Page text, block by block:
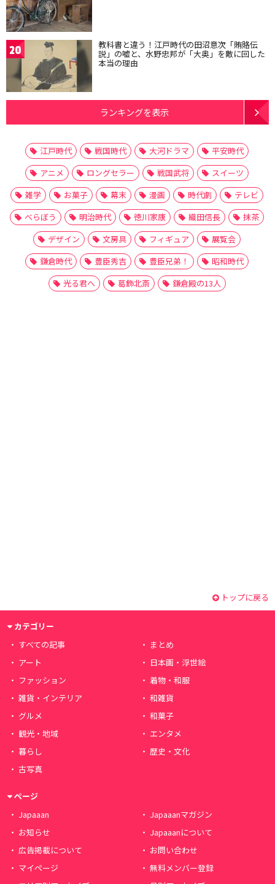
20 教科書と違う！江戸時代の田沼意次「賄賂伝
説」の嘘と、水野忠邦が「大奥」を敵に回した
本当の理由
ランキングを表示
江戸時代 戦国時代 大河ドラマ
平安時代
アニメ
ロングセラー 戦国武将
スイーツ
雑学
お菓子 幕末 漫画 時代劇
テレビ
べらぼう
明治時代 徳川家康 織田信長
抹茶
デザイン
文房具 フィギュア
展覧会
鎌倉時代
豊臣秀吉 豊臣兄弟！
昭和時代
光る君へ
葛飾北斎 鎌倉殿の13人
トップに戻る
カテゴリー
すべての記事
まとめ
アート
日本画・浮世絵
ファッション
着物・和服
雑貨・インテリア
和雑貨
グルメ
和菓子
観光・地域
エンタメ
暮らし
歴史・文化
古写真
ページ
Japaaan
Japaaanマガジン
お知らせ
Japaaanについて
広告掲載について
お問い合わせ
マイページ
無料メンバー登録